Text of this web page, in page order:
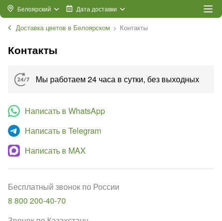
Белоярский Дата доставки
Доставка цветов в Белоярском Контакты
Контакты
Мы работаем 24 часа в сутки, без выходных
Написать в WhatsApp
Написать в Telegram
Написать в MAX
Бесплатный звонок по России
8 800 200-40-70